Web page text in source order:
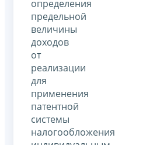
определения
предельной
величины
доходов
от
реализации
для
применения
патентной
системы
налогообложения